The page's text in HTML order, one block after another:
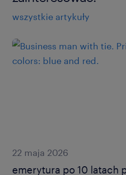
wszystkie artykuły
22 maja 2026
emerytura po 10 latach